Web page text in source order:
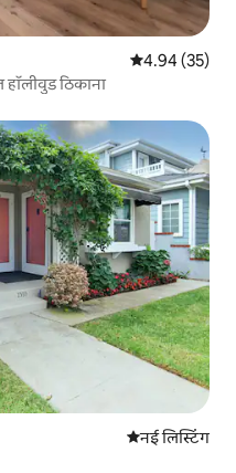
औसत रेटिंग 5 में
4.94 (35)
ठिकाना
ठहरने की नई
नई लिस्टिंग